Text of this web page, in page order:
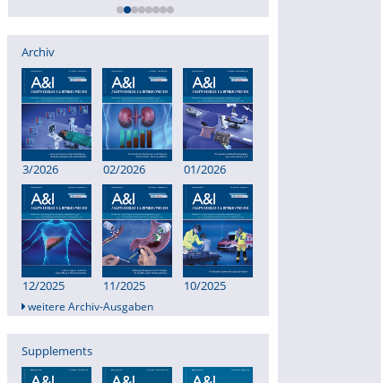
Archiv
3/2026 02/2026 01/2026
12/2025 11/2025 10/2025
weitere Archiv-Ausgaben
Supplements